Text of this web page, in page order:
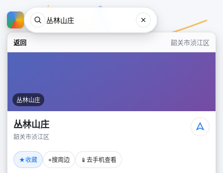
返回 韶关市浈江区
丛林山庄
丛林山庄
韶关市浈江区
★收藏 ⌖搜周边 📱 去手机查看